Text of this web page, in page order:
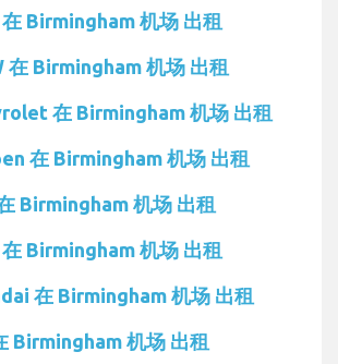
Birmingham 机场 出租
在 Birmingham 机场 出租
在 Birmingham 机场 出租
在 Birmingham 机场 出租
Birmingham 机场 出租
Birmingham 机场 出租
在 Birmingham 机场 出租
Birmingham 机场 出租